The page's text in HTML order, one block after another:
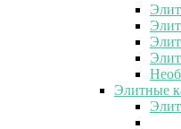
Элитные